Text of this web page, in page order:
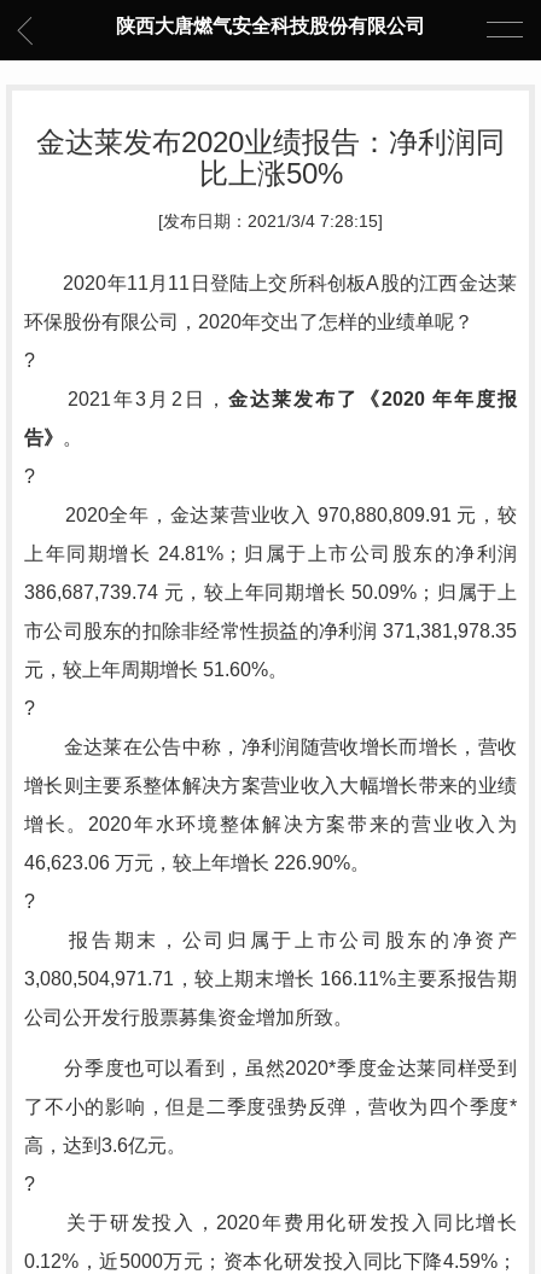
陕西大唐燃气安全科技股份有限公司
金达莱发布2020业绩报告：净利润同
比上涨50%
[发布日期：2021/3/4 7:28:15]
2020年11月11日登陆上交所科创板A股的江西金达莱
环保股份有限公司，2020年交出了怎样的业绩单呢？
?
2021年3月2日， 金达莱发布了《2020 年年度报
告》 。
?
2020全年，金达莱营业收入 970,880,809.91 元，较
上年同期增长 24.81%；归属于上市公司股东的净利润
386,687,739.74 元，较上年同期增长 50.09%；归属于上
市公司股东的扣除非经常性损益的净利润 371,381,978.35
元，较上年周期增长 51.60%。
?
金达莱在公告中称，净利润随营收增长而增长，营收
增长则主要系整体解决方案营业收入大幅增长带来的业绩
增长。2020年水环境整体解决方案带来的营业收入为
46,623.06 万元，较上年增长 226.90%。
?
报告期末，公司归属于上市公司股东的净资产
3,080,504,971.71，较上期末增长 166.11%主要系报告期
公司公开发行股票募集资金增加所致。
分季度也可以看到，虽然2020*季度金达莱同样受到
了不小的影响，但是二季度强势反弹，营收为四个季度*
高，达到3.6亿元。
?
关于研发投入，2020年费用化研发投入同比增长
0.12%，近5000万元；资本化研发投入同比下降4.59%；